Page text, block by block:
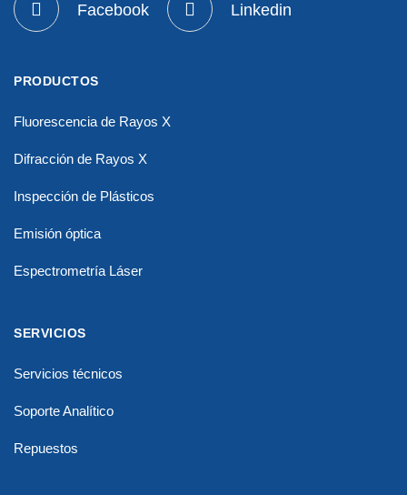
Facebook Linkedin
PRODUCTOS
Fluorescencia de Rayos X
Difracción de Rayos X
Inspección de Plásticos
Emisión óptica
Espectrometría Láser
SERVICIOS
Servicios técnicos
Soporte Analítico
Repuestos